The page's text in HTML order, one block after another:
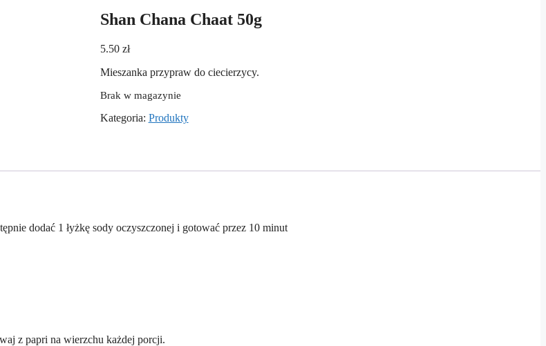
Shan Chana Chaat 50g
5.50 zł
Mieszanka przypraw do ciecierzycy.
Brak w magazynie
Kategoria: Produkty
dodać 1 łyżkę sody oczyszczonej i gotować przez 10 minut
z papri na wierzchu każdej porcji.